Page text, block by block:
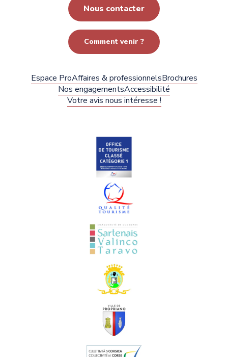
Nous contacter
Comment venir ?
Espace ProAffaires & professionnelsBrochures
Nos engagementsAccessibilité
Votre avis nous intéresse !